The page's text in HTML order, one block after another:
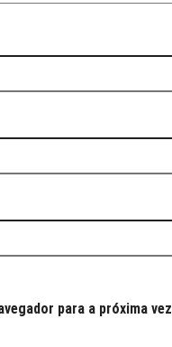
para a próxima vez